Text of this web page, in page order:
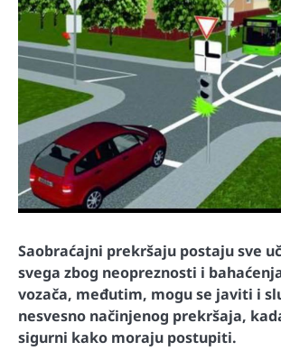
Saobraćajni prekršaju postaju sve
svega zbog neopreznosti i
vozača, međutim, mogu se javiti i
nesvesno načinjenog prekršaja,
sigurni kako moraju postupiti.